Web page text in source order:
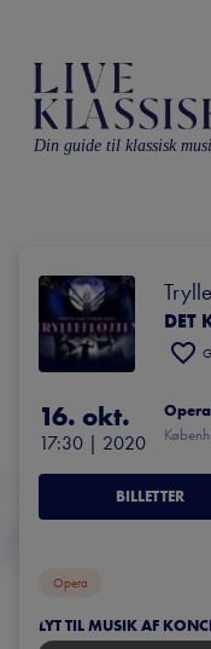
Din guide til klassisk
DET
16. okt.
17:30 | 2020
BILLETTER
Opera
LYT TIL MUSIK AF